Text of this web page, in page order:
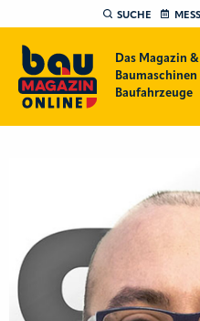
SUCHE
Das Magazin
Baufahrzeuge